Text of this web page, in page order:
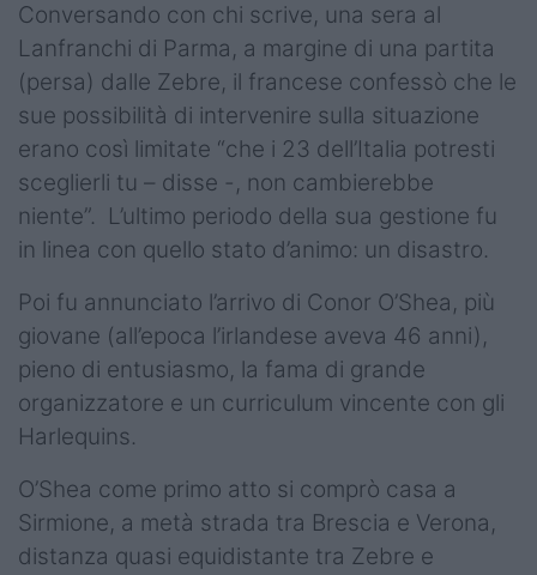
Conversando con chi scrive, una sera al
Lanfranchi di Parma, a margine di una partita
(persa) dalle Zebre, il francese confessò che le
sue possibilità di intervenire sulla situazione
erano così limitate “che i 23 dell’Italia potresti
sceglierli tu – disse -, non cambierebbe
niente”. L’ultimo periodo della sua gestione fu
in linea con quello stato d’animo: un disastro.
Poi fu annunciato l’arrivo di Conor O’Shea, più
giovane (all’epoca l’irlandese aveva 46 anni),
pieno di entusiasmo, la fama di grande
organizzatore e un curriculum vincente con gli
Harlequins.
O’Shea come primo atto si comprò casa a
Sirmione, a metà strada tra Brescia e Verona,
distanza quasi equidistante tra Zebre e